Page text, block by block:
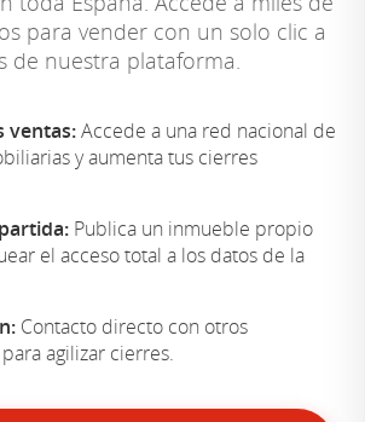
para vender con un solo clic a
de nuestra plataforma.
ventas:Accede a una red nacional de
y aumenta tus cierres
Publica un inmueble propio
el acceso total a los datos de la
Contacto directo con otros
agilizar cierres.